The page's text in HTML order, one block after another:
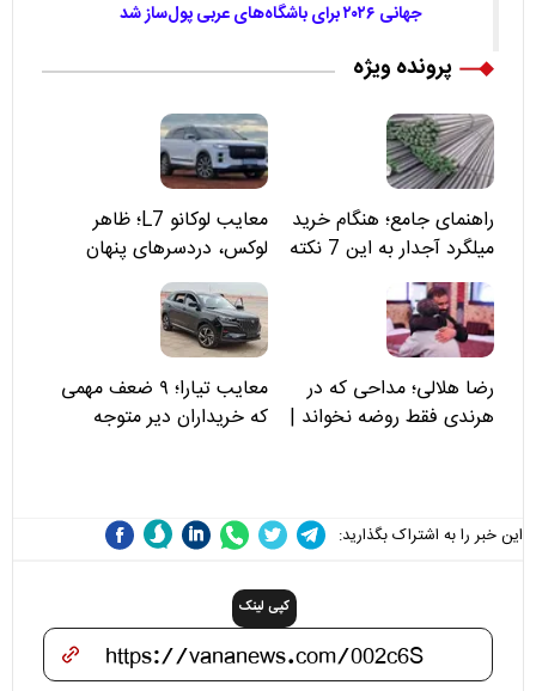
جهانی ۲۰۲۶ برای باشگاه‌های عربی پول‌ساز شد
پرونده ویژه
راهنمای جامع؛ هنگام خرید
میلگرد آجدار به این 7 نکته
توجه کنید
معایب لوکانو L7؛ ظاهر
لوکس، دردسرهای پنهان
رضا هلالی؛ مداحی که در
هرندی فقط روضه نخواند |
معایب تیارا؛ ۹ ضعف مهمی
که خریداران دیر متوجه
این خبر را به اشتراک بگذارید:
کپی لینک